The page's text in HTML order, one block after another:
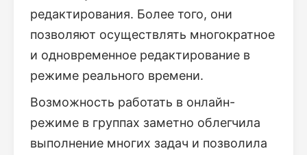
редактирования. Более того, они
позволяют осуществлять многократное
и одновременное редактирование в
режиме реального времени.
Возможность работать в онлайн-
режиме в группах заметно облегчила
выполнение многих задач и позволила